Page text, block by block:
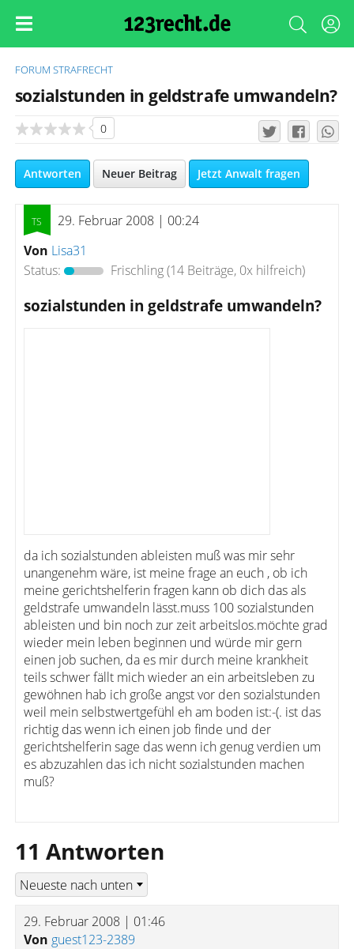
FORUM STRAFRECHT
sozialstunden in geldstrafe umwandeln?
0
Antworten Neuer Beitrag Jetzt Anwalt fragen
29. Februar 2008 | 00:24
Von Lisa31
Status:
Frischling(14 Beiträge, 0x hilfreich)
sozialstunden in geldstrafe umwandeln?
da ich sozialstunden ableisten muß was mir sehr
unangenehm wäre, ist meine frage an euch , ob ich
meine gerichtshelferin fragen kann ob dich das als
geldstrafe umwandeln lässt.muss 100 sozialstunden
ableisten und bin noch zur zeit arbeitslos.möchte grad
wieder mein leben beginnen und würde mir gern
einen job suchen, da es mir durch meine krankheit
teils schwer fällt mich wieder an ein arbeitsleben zu
gewöhnen hab ich große angst vor den sozialstunden
weil mein selbstwertgefühl eh am boden ist:-(. ist das
richtig das wenn ich einen job finde und der
gerichtshelferin sage das wenn ich genug verdien um
es abzuzahlen das ich nicht sozialstunden machen
muß?
11 Antworten
29. Februar 2008 | 01:46
Von guest123-2389